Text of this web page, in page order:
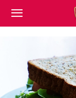
Mmodb.com